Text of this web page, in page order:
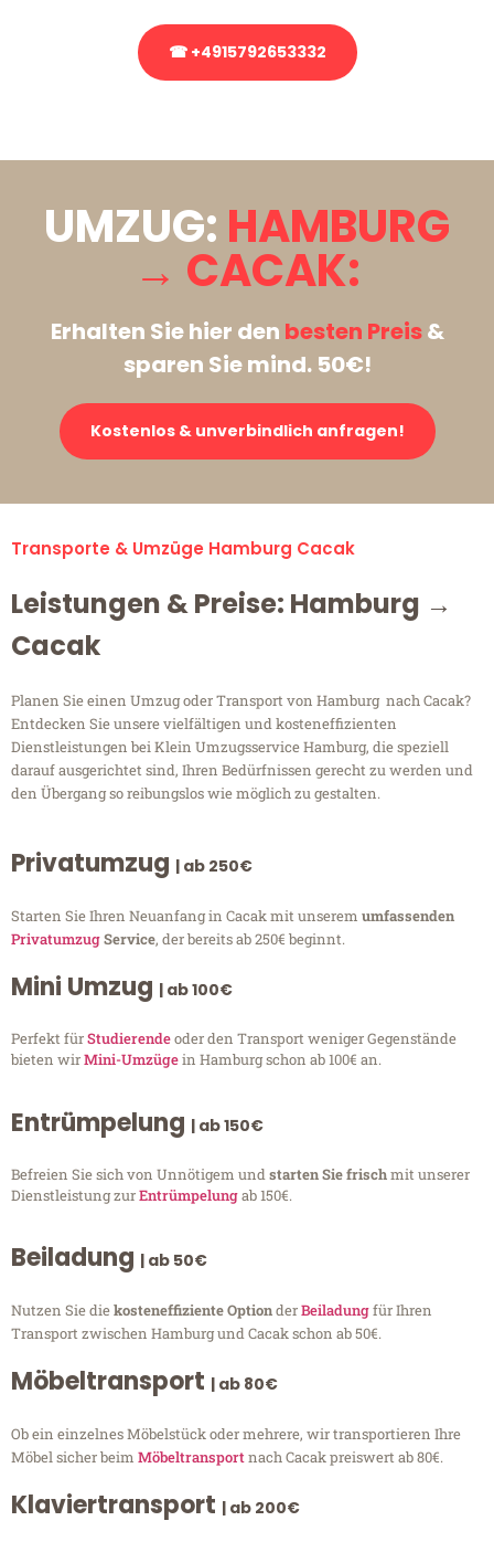
☎ +4915792653332
UMZUG: HAMBURG
→ CACAK:
Erhalten Sie hier den besten Preis&
sparen Sie mind. 50€!
Kostenlos & unverbindlich anfragen!
Transporte & Umzüge Hamburg Cacak
Leistungen & Preise: Hamburg →
Cacak
Planen Sie einen Umzug oder Transport von Hamburg nach Cacak?
Entdecken Sie unsere vielfältigen und kosteneffizienten
Dienstleistungen bei Klein Umzugsservice Hamburg, die speziell
darauf ausgerichtet sind, Ihren Bedürfnissen gerecht zu werden und
den Übergang so reibungslos wie möglich zu gestalten.
Privatumzug | ab 250€
Starten Sie Ihren Neuanfang in Cacak mit unserem umfassenden
PrivatumzugService, der bereits ab 250€ beginnt.
Mini Umzug | ab 100€
Perfekt fürStudierendeoder den Transport weniger Gegenstände
bieten wirMini-Umzügein Hamburg schon ab 100€ an.
Entrümpelung | ab 150€
Befreien Sie sich von Unnötigem undstarten Sie frischmit unserer
Dienstleistung zurEntrümpelungab 150€.
Beiladung | ab 50€
Nutzen Sie diekosteneffiziente OptionderBeiladungfür Ihren
Transport zwischen Hamburg und Cacak schon ab 50€.
Möbeltransport | ab 80€
Ob ein einzelnes Möbelstück oder mehrere, wir transportieren Ihre
Möbel sicher beim Möbeltransportnach Cacak preiswert ab 80€.
Klaviertransport | ab 200€